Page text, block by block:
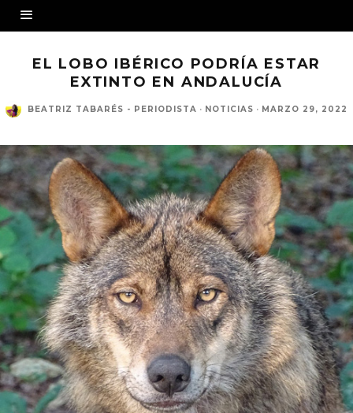
EL LOBO IBÉRICO PODRÍA ESTAR
EXTINTO EN ANDALUCÍA
BEATRIZ TABARÉS - PERIODISTA · NOTICIAS · MARZO 29, 2022